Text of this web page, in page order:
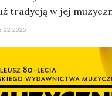
tradycją w jej
02-2025